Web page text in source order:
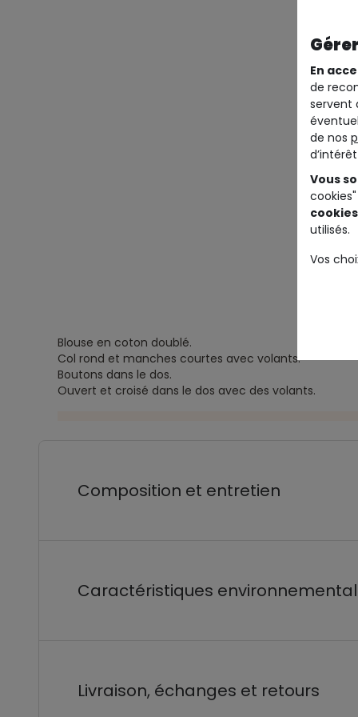
Blouse en coton doublé.
Col rond et manches courtes avec volants.
Boutons dans le dos.
Ouvert et croisé dans le dos avec des volants.
Composition et entretien
Caractéristiques
Livraison, échanges et retours
En
de
servent
de nos
Vous
utilisés.
Vos